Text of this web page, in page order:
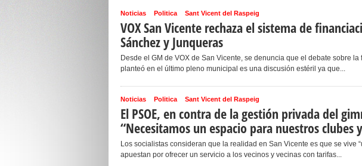
Noticias Politica Sant Vicent del Raspeig
VOX San Vicente rechaza el sistema de
Sánchez y Junqueras
Desde el GM de VOX de San Vicente, se denuncia que el debate sobre
planteó en el último pleno municipal es una discusión estéril ya que...
Noticias Politica Sant Vicent del Raspeig
El PSOE, en contra de la gestión privada del
“Necesitamos un espacio para nuestros clubes
Los socialistas consideran que la realidad en San Vicente es que se vive
apuestan por ofrecer un servicio a los vecinos y vecinas con tarifas...